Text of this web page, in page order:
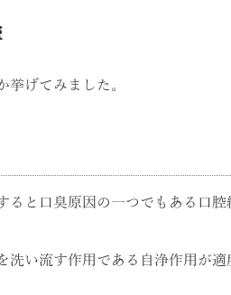
挙げてみました。
ると口臭原因の一つでもある口
洗い流す作用である自浄作用が